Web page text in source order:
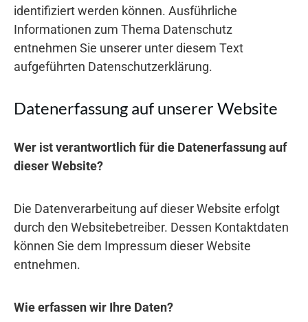
identifiziert werden können. Ausführliche
Informationen zum Thema Datenschutz
entnehmen Sie unserer unter diesem Text
aufgeführten Datenschutzerklärung.
Datenerfassung auf unserer Website
Wer ist verantwortlich für die Datenerfassung auf
dieser Website?
Die Datenverarbeitung auf dieser Website erfolgt
durch den Websitebetreiber. Dessen Kontaktdaten
können Sie dem Impressum dieser Website
entnehmen.
Wie erfassen wir Ihre Daten?